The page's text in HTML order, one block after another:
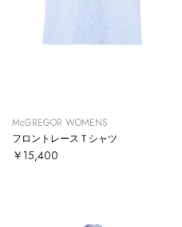
McGREGOR WOMENS
フロントレースＴシャツ
￥15,400